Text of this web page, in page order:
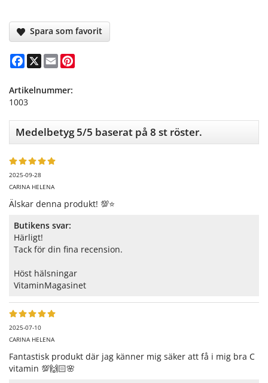
Spara som favorit
Facebook
X Email
Artikelnummer:
1003
Medelbetyg5/5 baserat på 8 st röster.
2025-09-28
CARINA HELENA
Älskar denna produkt! 💯⭐️
Butikens svar:
Härligt!
Tack för din fina recension.
Höst hälsningar
VitaminMagasinet
2025-07-10
CARINA HELENA
Fantastisk produkt där jag känner mig säker att få i mig bra C
vitamin 💯🙌🏻🌸